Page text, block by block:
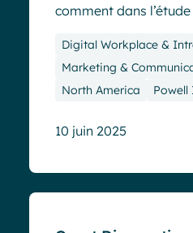
comment dans l’étude
Digital Workplace &
Marketing &
North America
10 juin 2025